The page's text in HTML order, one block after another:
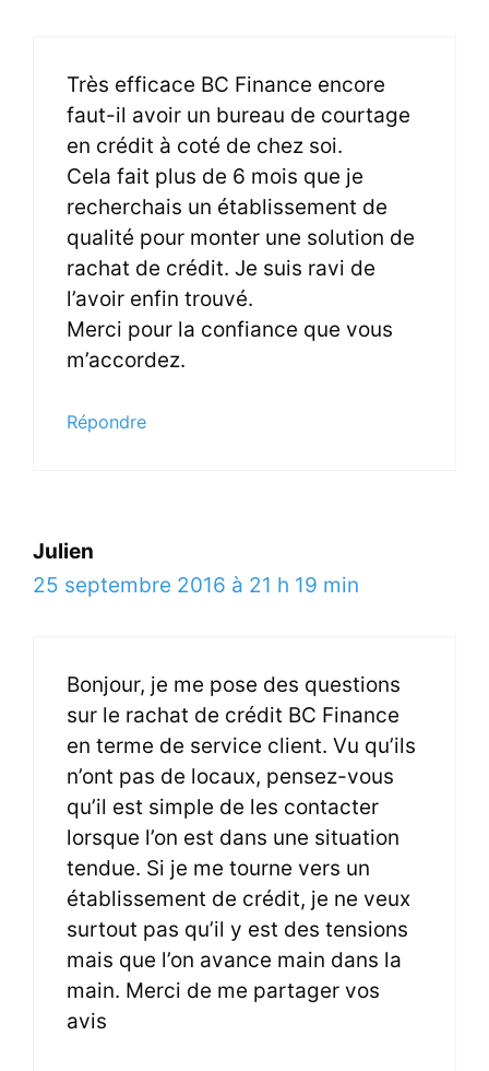
Très efficace BC Finance encore
faut-il avoir un bureau de courtage
en crédit à coté de chez soi.
Cela fait plus de 6 mois que je
recherchais un établissement de
qualité pour monter une solution de
rachat de crédit. Je suis ravi de
l’avoir enfin trouvé.
Merci pour la confiance que vous
m’accordez.
Répondre
Julien
25 septembre 2016 à 21 h 19 min
Bonjour, je me pose des questions
sur le rachat de crédit BC Finance
en terme de service client. Vu qu’ils
n’ont pas de locaux, pensez-vous
qu’il est simple de les contacter
lorsque l’on est dans une situation
tendue. Si je me tourne vers un
établissement de crédit, je ne veux
surtout pas qu’il y est des tensions
mais que l’on avance main dans la
main. Merci de me partager vos
avis